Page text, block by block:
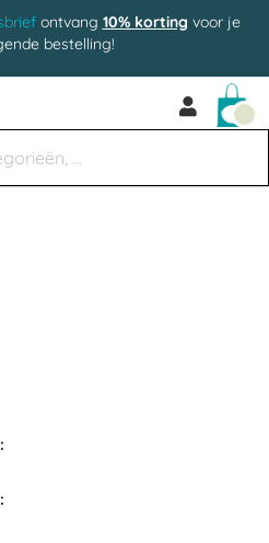
ontvang 10% korting voor je
bestelling!